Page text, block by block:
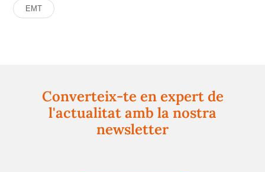
EMT
Converteix-te en expert de
l'actualitat amb la nostra
newsletter